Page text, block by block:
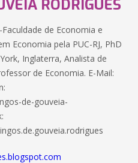
RODRIGUES
de Economia e
Economia pela PUC-RJ, PhD
Inglaterra, Analista de
de Economia. E-Mail:
de-gouveia-